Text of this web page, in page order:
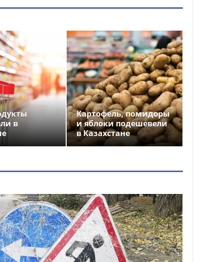
в
Картофель, помидоры
и яблоки подешевели
в Казахстане